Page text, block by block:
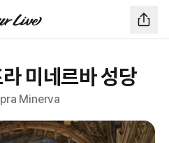
미네르바 성당
Minerva